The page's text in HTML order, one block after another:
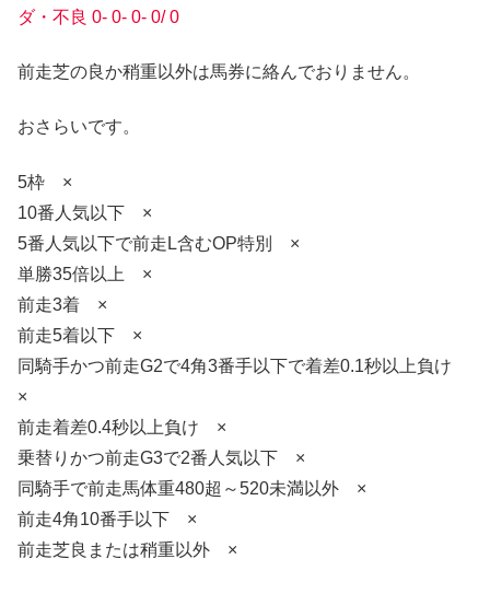
ダ・不良 0- 0- 0- 0/ 0
前走芝の良か稍重以外は馬券に絡んでおりません。
おさらいです。
5枠 ×
10番人気以下 ×
5番人気以下で前走L含むOP特別 ×
単勝35倍以上 ×
前走3着 ×
前走5着以下 ×
同騎手かつ前走G2で4角3番手以下で着差0.1秒以上負け
×
前走着差0.4秒以上負け ×
乗替りかつ前走G3で2番人気以下 ×
同騎手で前走馬体重480超～520未満以外 ×
前走4角10番手以下 ×
前走芝良または稍重以外 ×